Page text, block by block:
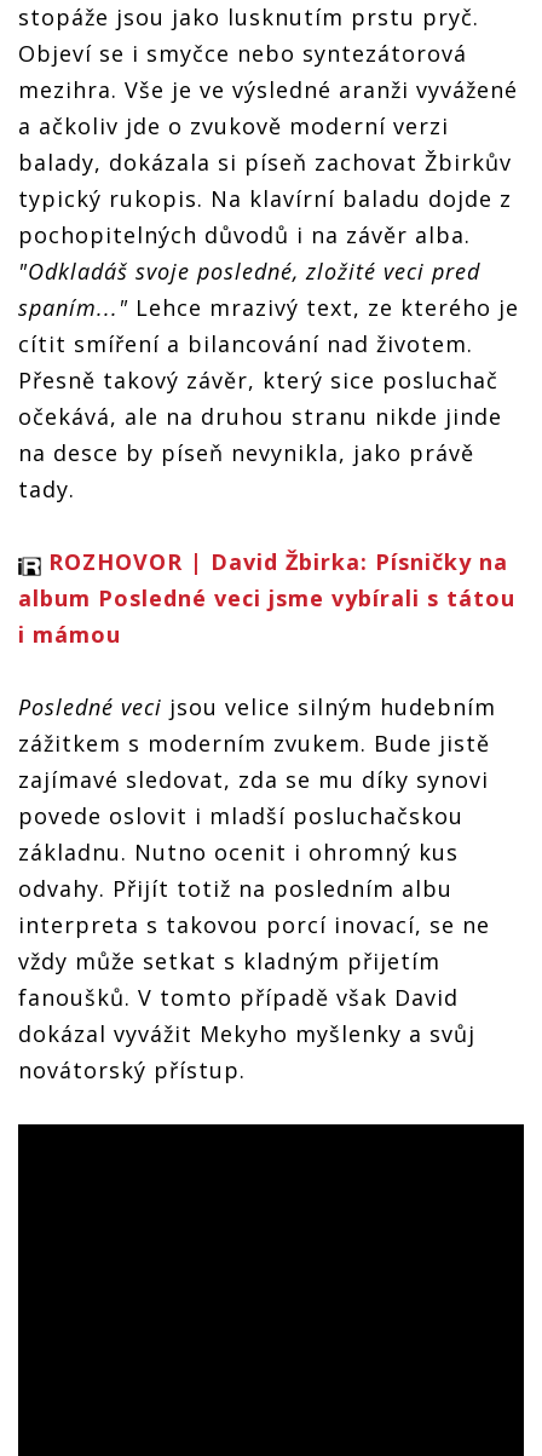
stopáže jsou jako lusknutím prstu pryč.
Objeví se i smyčce nebo syntezátorová
mezihra. Vše je ve výsledné aranži vyvážené
a ačkoliv jde o zvukově moderní verzi
balady, dokázala si píseň zachovat Žbirkův
typický rukopis. Na klavírní baladu dojde z
pochopitelných důvodů i na závěr alba.
"Odkladáš svoje posledné, zložité veci pred
spaním..." Lehce mrazivý text, ze kterého je
cítit smíření a bilancování nad životem.
Přesně takový závěr, který sice posluchač
očekává, ale na druhou stranu nikde jinde
na desce by píseň nevynikla, jako právě
tady.
ROZHOVOR | David Žbirka: Písničky na
album Posledné veci jsme vybírali s tátou
i mámou
Posledné veci jsou velice silným hudebním
zážitkem s moderním zvukem. Bude jistě
zajímavé sledovat, zda se mu díky synovi
povede oslovit i mladší posluchačskou
základnu. Nutno ocenit i ohromný kus
odvahy. Přijít totiž na posledním albu
interpreta s takovou porcí inovací, se ne
vždy může setkat s kladným přijetím
fanoušků. V tomto případě však David
dokázal vyvážit Mekyho myšlenky a svůj
novátorský přístup.